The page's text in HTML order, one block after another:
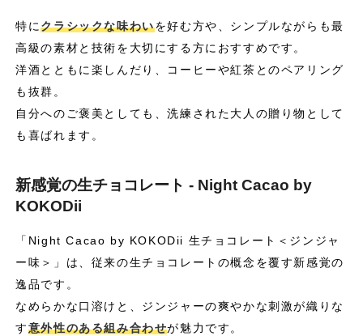
特にクラシックな味わいを好む方や、シンプルながらも最
高級の素材と技術を大切にする方におすすめです。
洋酒とともに楽しんだり、コーヒーや紅茶とのペアリング
も抜群。
自分へのご褒美としても、洗練された大人の贈り物として
も喜ばれます。
新感覚の生チョコレート - Night Cacao by
KOKODii
「Night Cacao by KOKODii 生チョコレート＜ジンジャ
ー味＞」は、従来の生チョコレートの概念を覆す新感覚の
逸品です。
なめらかな口溶けと、ジンジャーの爽やかな刺激が織りな
す意外性のある組み合わせが魅力です。